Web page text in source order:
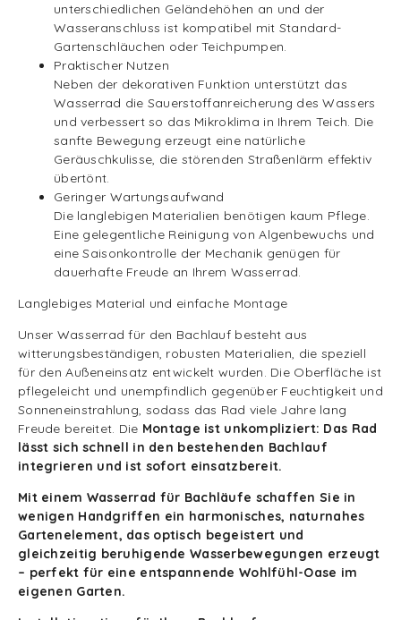
unterschiedlichen Geländehöhen an und der
Wasseranschluss ist kompatibel mit Standard-
Gartenschläuchen oder Teichpumpen.
Praktischer Nutzen
Neben der dekorativen Funktion unterstützt das
Wasserrad die Sauerstoffanreicherung des Wassers
und verbessert so das Mikroklima in Ihrem Teich. Die
sanfte Bewegung erzeugt eine natürliche
Geräuschkulisse, die störenden Straßenlärm effektiv
übertönt.
Geringer Wartungsaufwand
Die langlebigen Materialien benötigen kaum Pflege.
Eine gelegentliche Reinigung von Algenbewuchs und
eine Saisonkontrolle der Mechanik genügen für
dauerhafte Freude an Ihrem Wasserrad.
Langlebiges Material und einfache Montage
Unser Wasserrad für den Bachlauf besteht aus
witterungsbeständigen, robusten Materialien, die speziell
für den Außeneinsatz entwickelt wurden. Die Oberfläche ist
pflegeleicht und unempfindlich gegenüber Feuchtigkeit und
Sonneneinstrahlung, sodass das Rad viele Jahre lang
Freude bereitet. Die Montage ist unkompliziert: Das Rad
lässt sich schnell in den bestehenden Bachlauf
integrieren und ist sofort einsatzbereit.
Mit einem Wasserrad für Bachläufe schaffen Sie in
wenigen Handgriffen ein harmonisches, naturnahes
Gartenelement, das optisch begeistert und
gleichzeitig beruhigende Wasserbewegungen erzeugt
– perfekt für eine entspannende Wohlfühl-Oase im
eigenen Garten.